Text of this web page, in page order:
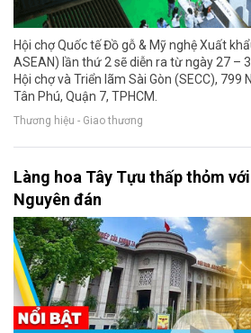
Hội chợ Quốc tế Đồ gỗ & Mỹ nghệ Xuất
ASEAN) lần thứ 2 sẽ diễn ra từ ngày 27 –
Hội chợ và Triển lãm Sài Gòn (SECC), 799
Tân Phú, Quận 7, TPHCM.
Thương hiệu - Giao thương
Làng hoa Tây Tựu thấp thỏm
Nguyên đán